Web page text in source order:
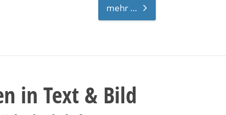
mehr …
in Text & Bild